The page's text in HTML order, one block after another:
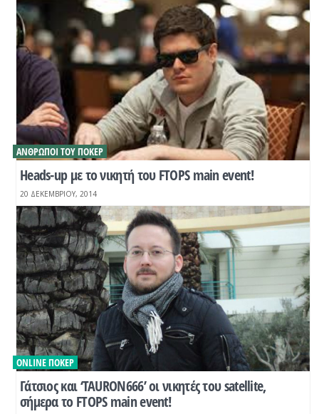
Heads-up με το νικητή του FTOPS main event!
ΆΝΘΡΩΠΟΙ ΤΟΥ ΠΌΚΕΡ
20 ΔΕΚΕΜΒΡΊΟΥ, 2014
Γάτσιος και ‘TAURON666’ οι νικητές του satellite,
σήμερα το FTOPS main event!
ONLINE ΠΌΚΕΡ